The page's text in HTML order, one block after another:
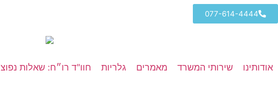
077-614-4444
אודותינו שירותי המשרד מאמרים גלריות חוו"ד רו״ח: שאלות